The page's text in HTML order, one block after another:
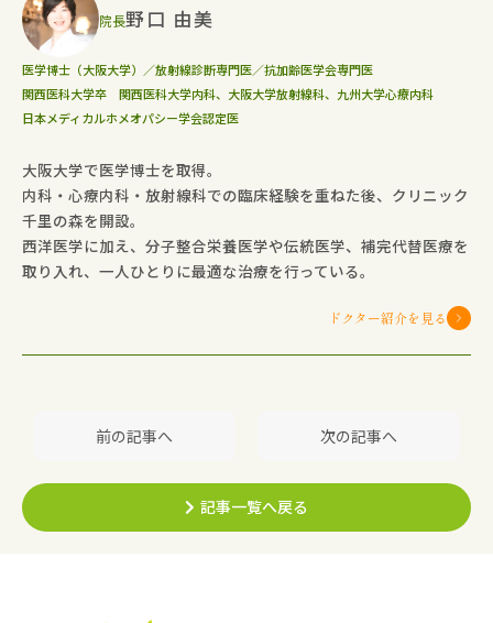
院長野口 由美
医学博士（大阪大学）／放射線診断専門医／抗加齢医学会専門医
関西医科大学卒 関西医科大学内科、大阪大学放射線科、九州大学心療内科
日本メディカルホメオパシー学会認定医
大阪大学で医学博士を取得。
内科・心療内科・放射線科での臨床経験を重ねた後、クリニック
千里の森を開設。
西洋医学に加え、分子整合栄養医学や伝統医学、補完代替医療を
取り入れ、一人ひとりに最適な治療を行っている。
ドクター紹介を見る
前の記事へ 次の記事へ
記事一覧へ戻る